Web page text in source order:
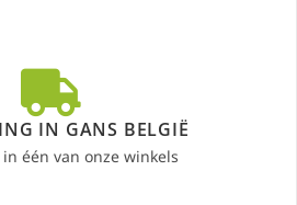
IN GANS BELGIË
één van onze winkels